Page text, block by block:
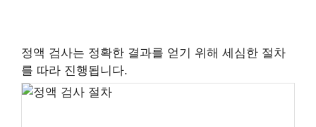
정액 검사는 정확한 결과를 얻기 위해 세심한 절차
를 따라 진행됩니다.